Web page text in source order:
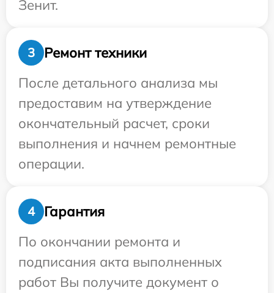
Зенит.
3
Ремонт техники
После детального анализа мы
предоставим на утверждение
окончательный расчет, сроки
выполнения и начнем ремонтные
операции.
4
Гарантия
По окончании ремонта и
подписания акта выполненных
работ Вы получите документ о